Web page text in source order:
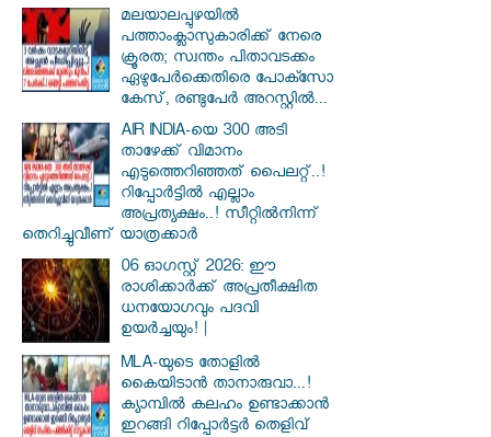
മലയാലപ്പുഴയിൽ
പത്താംക്ലാസുകാരിക്ക് നേരെ
ക്രൂരത; സ്വന്തം പിതാവടക്കം
ഏഴുപേർക്കെതിരെ പോക്സോ
കേസ്, രണ്ടുപേർ അറസ്റ്റിൽ...
AIR INDIA-യെ 300 അടി
താഴേക്ക് വിമാനം
എടുത്തെറിഞ്ഞത് പൈലറ്റ്..!
റിപ്പോർട്ടിൽ എല്ലാം
അപ്രത്യക്ഷം..! സീറ്റിൽനിന്ന്
തെറിച്ചുവീണ് യാത്രക്കാർ
06 ഓഗസ്റ്റ് 2026: ഈ
രാശിക്കാർക്ക് അപ്രതീക്ഷിത
ധനയോഗവും പദവി
ഉയർച്ചയും! |
MLA-യുടെ തോളിൽ
കൈയിടാൻ താനാരുവാ...!
ക്യാമ്പിൽ കലഹം ഉണ്ടാക്കാൻ
ഇറങ്ങി റിപ്പോർട്ടർ തെളിവ്